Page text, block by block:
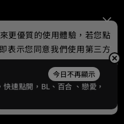
Co., Ltd.
今日不再顯示
快速點開，BL、 百合 、戀愛，
更優質的使用體驗，若您點
表示您同意我們使用第三方
政策。